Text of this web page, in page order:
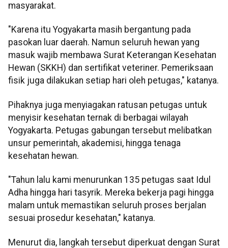
masyarakat.
"Karena itu Yogyakarta masih bergantung pada
pasokan luar daerah. Namun seluruh hewan yang
masuk wajib membawa Surat Keterangan Kesehatan
Hewan (SKKH) dan sertifikat veteriner. Pemeriksaan
fisik juga dilakukan setiap hari oleh petugas," katanya.
Pihaknya juga menyiagakan ratusan petugas untuk
menyisir kesehatan ternak di berbagai wilayah
Yogyakarta. Petugas gabungan tersebut melibatkan
unsur pemerintah, akademisi, hingga tenaga
kesehatan hewan.
"Tahun lalu kami menurunkan 135 petugas saat Idul
Adha hingga hari tasyrik. Mereka bekerja pagi hingga
malam untuk memastikan seluruh proses berjalan
sesuai prosedur kesehatan," katanya.
Menurut dia, langkah tersebut diperkuat dengan Surat